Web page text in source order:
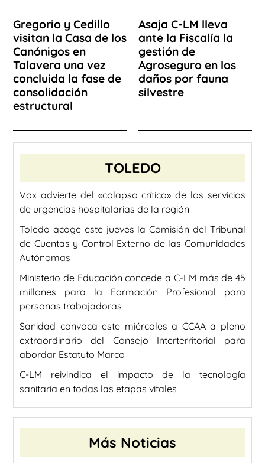
Gregorio y Cedillo
visitan la Casa de los
Canónigos en
Talavera una vez
concluida la fase de
consolidación
estructural
Asaja C-LM lleva
ante la Fiscalía la
gestión de
Agroseguro en los
daños por fauna
silvestre
TOLEDO
Vox advierte del «colapso crítico» de los servicios
de urgencias hospitalarias de la región
Toledo acoge este jueves la Comisión del Tribunal
de Cuentas y Control Externo de las Comunidades
Autónomas
Ministerio de Educación concede a C-LM más de 45
millones para la Formación Profesional para
personas trabajadoras
Sanidad convoca este miércoles a CCAA a pleno
extraordinario del Consejo Interterritorial para
abordar Estatuto Marco
C-LM reivindica el impacto de la tecnología
sanitaria en todas las etapas vitales
Más Noticias